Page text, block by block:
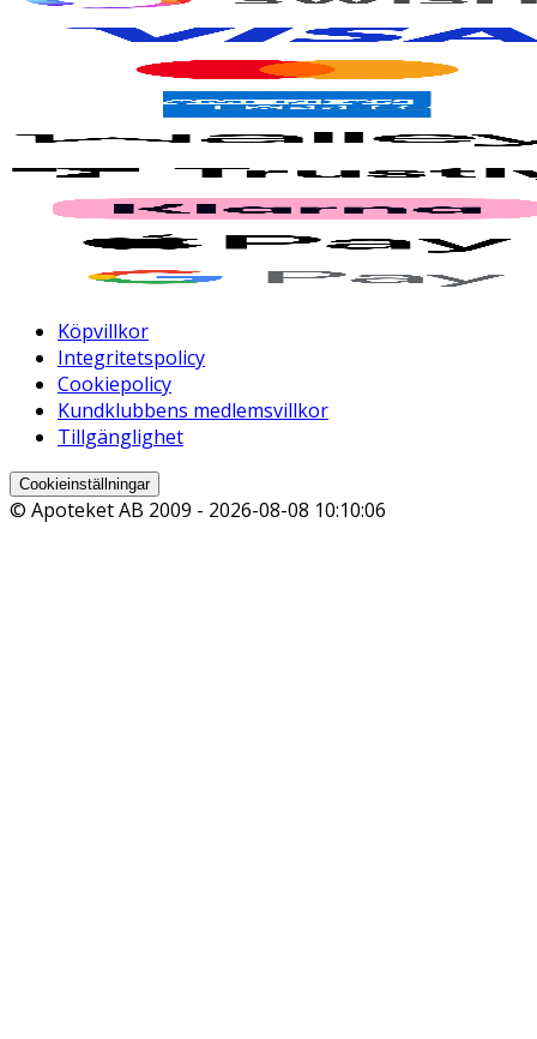
Köpvillkor
Integritetspolicy
Cookiepolicy
Kundklubbens medlemsvillkor
Tillgänglighet
Cookieinställningar
© Apoteket AB 2009 - 2026-08-08 10:10:06